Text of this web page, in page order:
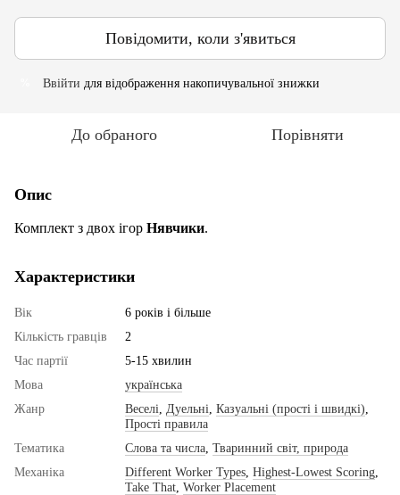
Повідомити, коли з'явиться
Ввійти для відображення накопичувальної знижки
До обраного Порівняти
Опис
Комплект з двох ігор Нявчики.
Характеристики
Вік
6 років і більше
Кількість гравців
2
Час партії
5-15 хвилин
Мова
українська
Жанр
Веселі Дуельні Казуальні (прості і швидкі)
Прості правила
Тематика
Слова та числа Тваринний світ, природа
Механіка
Different Worker Types Highest-Lowest Scoring
Take That Worker Placement